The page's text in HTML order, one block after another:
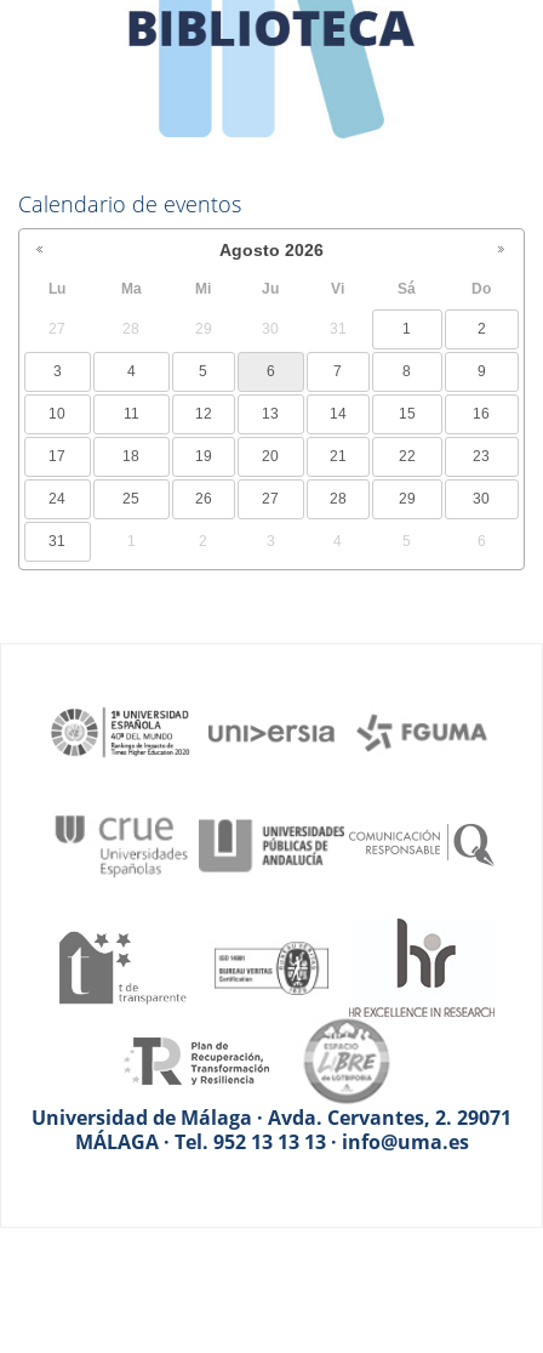
Calendario de eventos
Agosto 2026
Lu Ma Mi Ju Vi Sá Do
27 28 29 30 31 1 2
3 4 5 6 7 8 9
10 11 12 13 14 15 16
17 18 19 20 21 22 23
24 25 26 27 28 29 30
31 1 2 3 4 5 6
Universidad de Málaga · Avda. Cervantes, 2. 29071
MÁLAGA · Tel. 952 13 13 13 · info@uma.es